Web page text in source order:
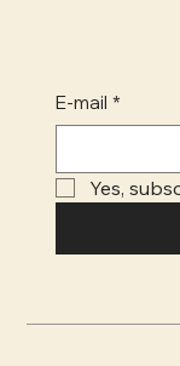
E-mail *
Yes,